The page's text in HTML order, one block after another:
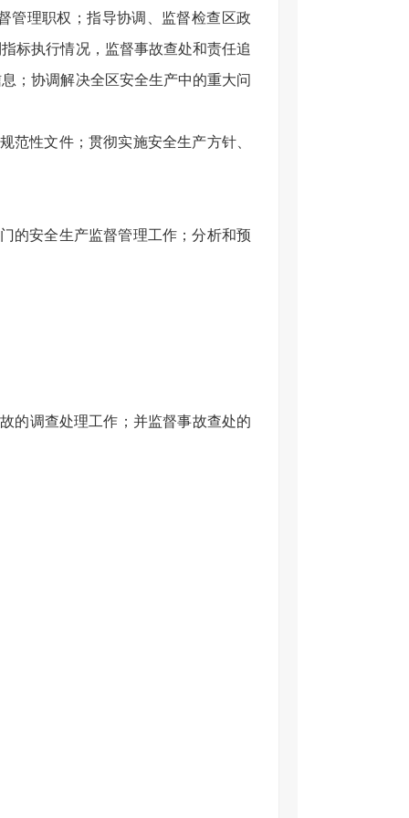
管理职权；指导协调、监督检查区政
标执行情况，监督事故查处和责任追
；协调解决全区安全生产中的重大问
性文件；贯彻实施安全生产方针、
的安全生产监督管理工作；分析和预
的调查处理工作；并监督事故查处的